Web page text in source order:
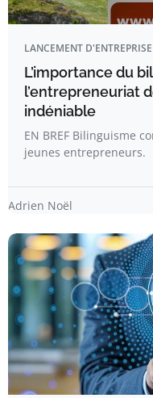
LANCEMENT D'ENTREPRISE
L’importance du
l’entrepreneuriat
indéniable
EN BREF Bilinguisme
jeunes entrepreneurs.
Adrien Noël